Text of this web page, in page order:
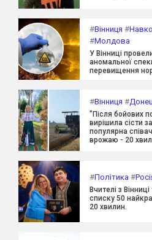
#Вінниця #
#Молдова
У Вінниці
аномальної
перевищення
#Вінниця #
"Після бойових
вирішила сісти
популярна
врожаю - 20
#Політика #
Вчителі з
списку 50
20 хвилин.